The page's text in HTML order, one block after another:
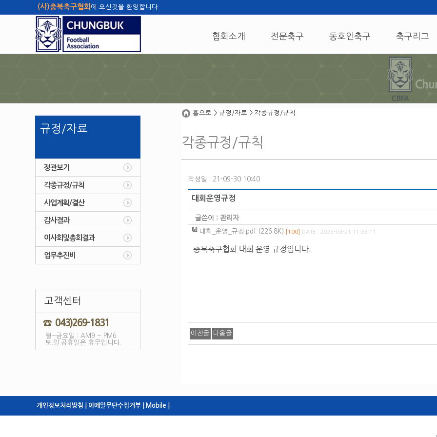
(사)충북축구협회 에 오신것을 환영합니다.
협회소개 전문축구 동호인축구 축구리그
규정/자료
정관보기
각종규정/규칙
사업계획/결산
감사결과
이사회및총회결과
업무추진비
고객센터
☎ 043)269-1831
월~금요일 : AM9 ~ PM6
토.일.공휴일은 휴무입니다.
홈으로 > 규정/자료 > 각종규정/규칙
각종규정/규칙
작성일 : 21-09-30 10:40
대회운영규정
글쓴이 : 관리자
대회_운영_규정.pdf (226.8K) [100] DATE : 2023-03-21 11:33:11
충북축구협회 대회 운영 규정입니다.
이전글 다음글
개인정보처리방침 | 이메일무단수집거부 | Mobile |